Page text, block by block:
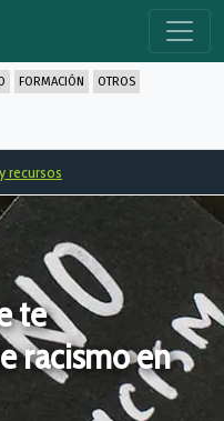
FORMACIÓN OTROS
recursos
te
racismo en